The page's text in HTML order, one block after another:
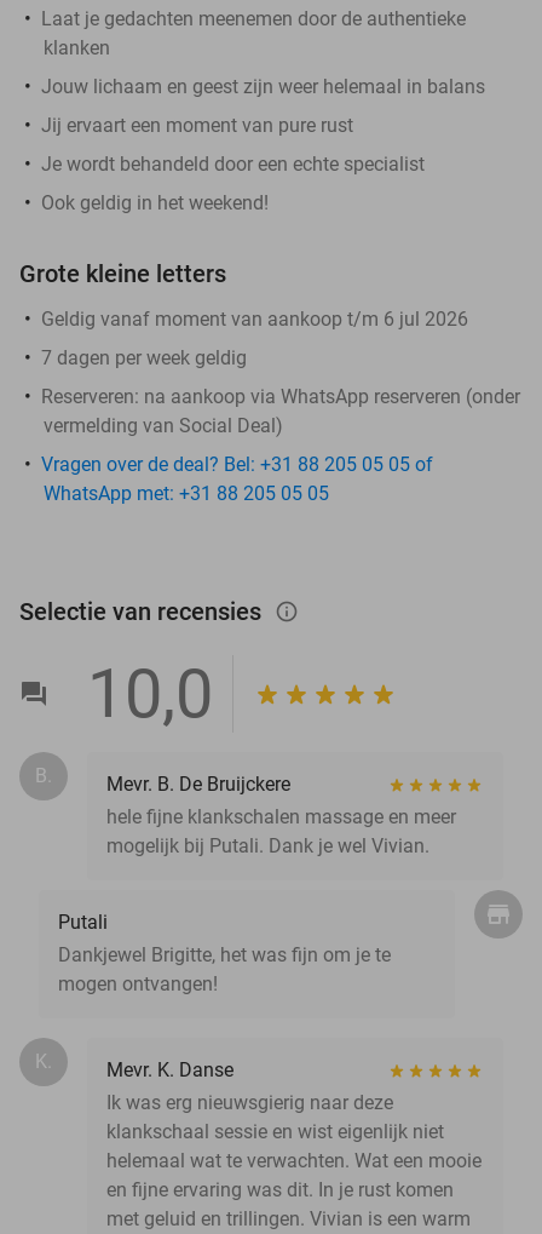
Laat je gedachten meenemen door de authentieke
klanken
Jouw lichaam en geest zijn weer helemaal in balans
Jij ervaart een moment van pure rust
Je wordt behandeld door een echte specialist
Ook geldig in het weekend!
Grote kleine letters
Geldig vanaf moment van aankoop t/m 6 jul 2026
7 dagen per week geldig
Reserveren: na aankoop via WhatsApp reserveren (onder
vermelding van Social Deal)
Vragen over de deal? Bel: +31 88 205 05 05 of
WhatsApp met: +31 88 205 05 05
Selectie van recensies info_outlined
10,0
B.
Mevr. B. De Bruijckere
hele fijne klankschalen massage en meer
mogelijk bij Putali. Dank je wel Vivian.
Putali
Dankjewel Brigitte, het was fijn om je te
mogen ontvangen!
K.
Mevr. K. Danse
Ik was erg nieuwsgierig naar deze
klankschaal sessie en wist eigenlijk niet
helemaal wat te verwachten. Wat een mooie
en fijne ervaring was dit. In je rust komen
met geluid en trillingen. Vivian is een warm